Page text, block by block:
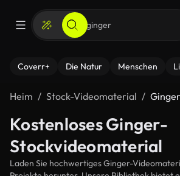
Coverr+ Die Natur Menschen
Heim Stock-Videomaterial Ginger
Kostenloses Ginger-
Stockvideomaterial
Laden Sie hochwertiges Ginger-